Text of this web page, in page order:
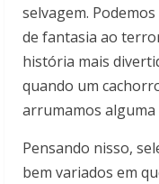
selvagem.
de fantasia ao
história mais
quando um
arrumamos
Pensando nisso,
bem variados em